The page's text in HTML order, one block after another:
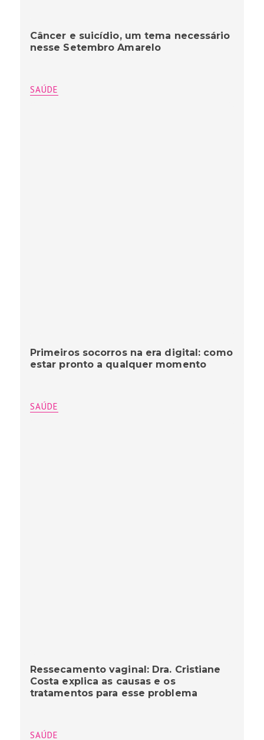
Câncer e suicídio, um tema necessário
nesse Setembro Amarelo
SAÚDE
Primeiros socorros na era digital: como
estar pronto a qualquer momento
SAÚDE
Ressecamento vaginal: Dra. Cristiane
Costa explica as causas e os
tratamentos para esse problema
SAÚDE